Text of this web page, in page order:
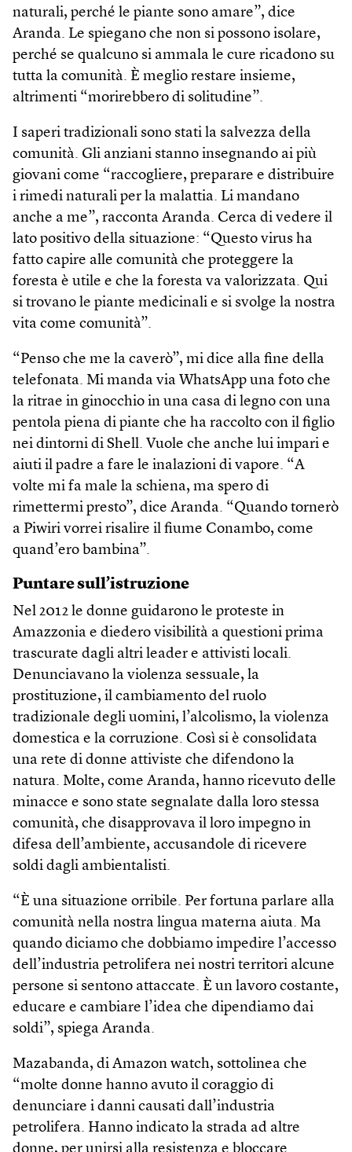
naturali, perché le piante sono amare”, dice
Aranda. Le spiegano che non si possono isolare,
perché se qualcuno si ammala le cure ricadono su
tutta la comunità. È meglio restare insieme,
altrimenti “morirebbero di solitudine”.
I saperi tradizionali sono stati la salvezza della
comunità. Gli anziani stanno insegnando ai più
giovani come “raccogliere, preparare e distribuire
i rimedi naturali per la malattia. Li mandano
anche a me”, racconta Aranda. Cerca di vedere il
lato positivo della situazione: “Questo virus ha
fatto capire alle comunità che proteggere la
foresta è utile e che la foresta va valorizzata. Qui
si trovano le piante medicinali e si svolge la nostra
vita come comunità”.
“Penso che me la caverò”, mi dice alla fine della
telefonata. Mi manda via WhatsApp una foto che
la ritrae in ginocchio in una casa di legno con una
pentola piena di piante che ha raccolto con il figlio
nei dintorni di Shell. Vuole che anche lui impari e
aiuti il padre a fare le inalazioni di vapore. “A
volte mi fa male la schiena, ma spero di
rimettermi presto”, dice Aranda. “Quando tornerò
a Piwiri vorrei risalire il fiume Conambo, come
quand’ero bambina”.
Puntare sull’istruzione
Nel 2012 le donne guidarono le proteste in
Amazzonia e diedero visibilità a questioni prima
trascurate dagli altri leader e attivisti locali.
Denunciavano la violenza sessuale, la
prostituzione, il cambiamento del ruolo
tradizionale degli uomini, l’alcolismo, la violenza
domestica e la corruzione. Così si è consolidata
una rete di donne attiviste che difendono la
natura. Molte, come Aranda, hanno ricevuto delle
minac­ce e sono state segnalate dalla loro stessa
comunità, che disapprovava il loro impegno in
difesa dell’ambiente, accusandole di ricevere
soldi dagli ambien­talisti.
“È una situazione orribile. Per fortuna parlare alla
comunità nella nostra lingua materna aiuta. Ma
quando diciamo che dobbiamo impedire l’accesso
dell’industria petrolifera nei nostri territori alcune
persone si sentono attaccate. È un lavoro costante,
educare e cambiare l’idea che dipendiamo dai
soldi”, spiega Aranda.
Mazabanda, di Amazon watch, sottolinea che
“molte donne hanno avuto il coraggio di
denunciare i danni causati dall’industria
petrolifera. Hanno indicato la strada ad altre